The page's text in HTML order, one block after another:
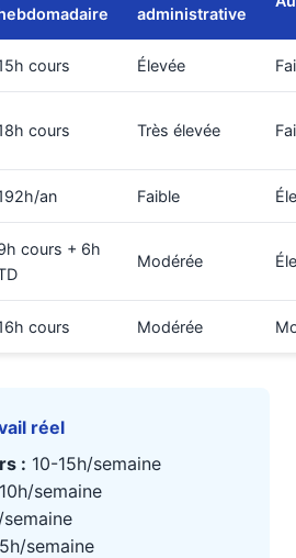
administrative
cours Élevée
cours Très élevée
an Faible
cours + 6h
Modérée
cours Modérée
réel
: 10-15h/semaine
semaine
semaine